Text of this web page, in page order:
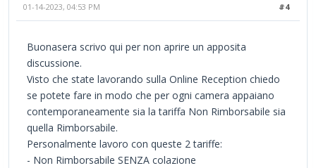
#4
01-14-2023, 04:53 PM
Buonasera scrivo qui per non aprire un apposita
discussione.
Visto che state lavorando sulla Online Reception chiedo
se potete fare in modo che per ogni camera appaiano
contemporaneamente sia la tariffa Non Rimborsabile sia
quella Rimborsabile.
Personalmente lavoro con queste 2 tariffe:
- Non Rimborsabile SENZA colazione